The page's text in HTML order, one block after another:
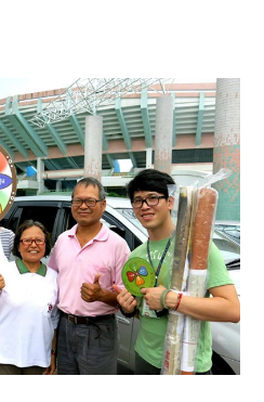
學習分享